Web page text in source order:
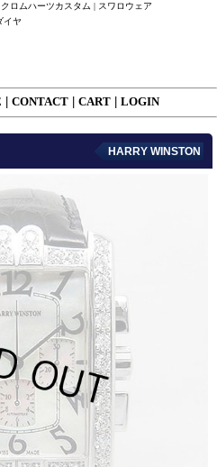
ロムハーツカスタム | スワロウェア
イヤ
CONTACT CART LOGIN
HARRY WINSTON